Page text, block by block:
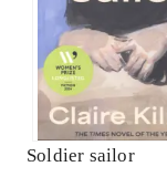
Soldier sailor